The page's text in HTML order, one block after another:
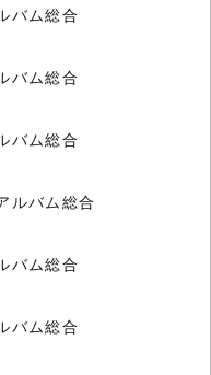
ム総合
ム総合
ム総合
バム総合
ム総合
ム総合